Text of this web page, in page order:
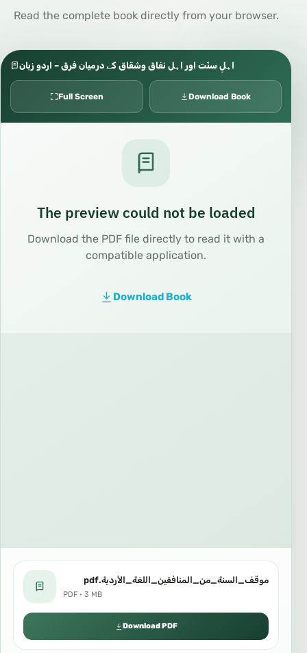
Read the complete book directly from your browser.
اہلِ سنّت اور اہل نفاق وشقاق کے درمیان فرق – اردو زبان
Full Screen Download Book
The preview could not be loaded
Download the PDF file directly to read it with a
compatible application.
Download Book
موقف_السنة_من_المنافقين_اللغة_الأردية.pdf
PDF · 3 MB
Download PDF